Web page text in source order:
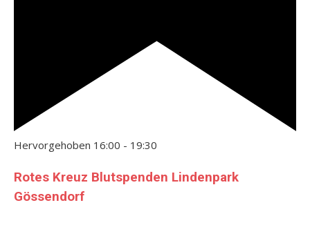
Hervorgehoben 16:00 - 19:30
Rotes Kreuz Blutspenden Lindenpark
Gössendorf